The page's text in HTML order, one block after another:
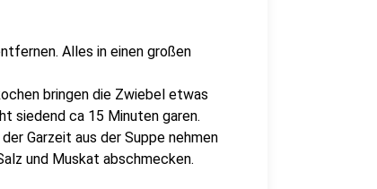
Alles in einen großen
bringen die Zwiebel etwas
siedend ca 15 Minuten garen.
Garzeit aus der Suppe nehmen
und Muskat abschmecken.